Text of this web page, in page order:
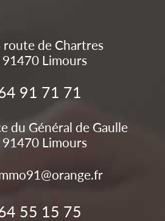
route de Chartres
91470 Limours
91 71 71
du Général de Gaulle
91470 Limours
55 15 75